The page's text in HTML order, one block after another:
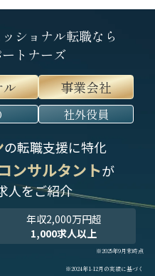
ショナル転職なら
トナーズ
ル 事業会社
社外役員
の転職支援に特化
ンサルタントが
人をご紹介
年収2,000万円超
1,000求人以上
※2025年9月末時点
※2024年1-12月の実績に基づく